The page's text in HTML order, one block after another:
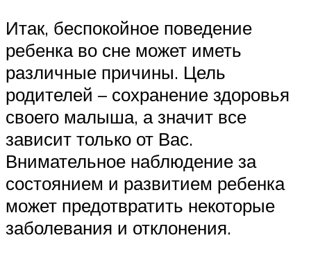
Итак, беспокойное поведение
ребенка во сне может иметь
различные причины. Цель
родителей – сохранение здоровья
своего малыша, а значит все
зависит только от Вас.
Внимательное наблюдение за
состоянием и развитием ребенка
может предотвратить некоторые
заболевания и отклонения.